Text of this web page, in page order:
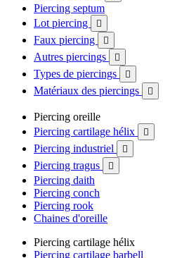
Piercing septum
Lot piercing

Faux piercing 
Autres piercings 
Types de piercings 
Matériaux des piercings 
Piercing oreille
Piercing cartilage hélix

Piercing industriel 
Piercing tragus 
Piercing daith
Piercing conch
Piercing rook
Chaines d'oreille
Piercing cartilage hélix
Piercing cartilage barbell